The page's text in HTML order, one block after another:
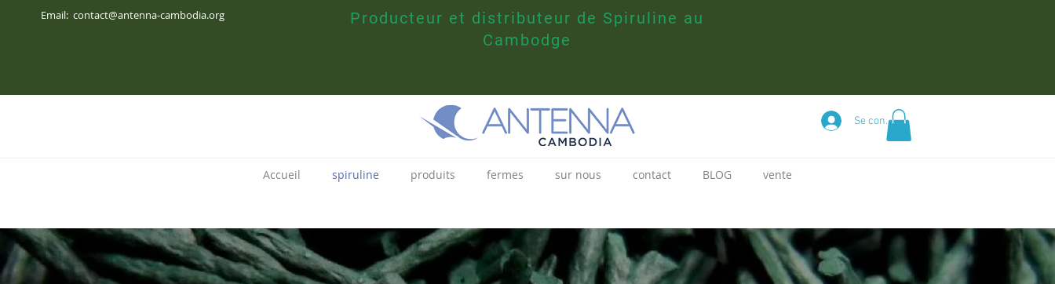
Email: contact@antenna-cambodia.org
Producteur et distributeur de Spiruline au
Cambodge
Se connecter
Accueil spiruline produits fermes sur nous contact BLOG vente